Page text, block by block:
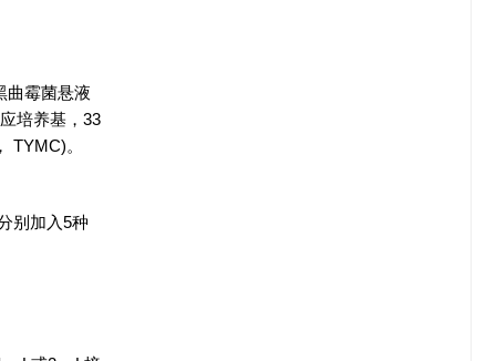
曲霉菌悬液
培养基，33
TYMC)。
别加入5种